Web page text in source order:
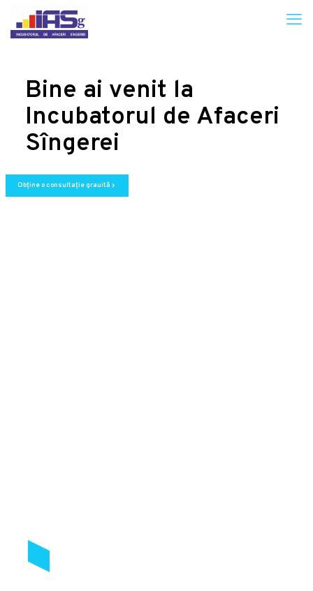
Bine ai venit la
Incubatorul de Afaceri
Sîngerei
Obține o consultație grauită chevron_right